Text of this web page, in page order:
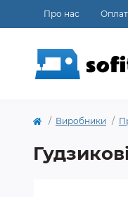
Про нас
Виробники